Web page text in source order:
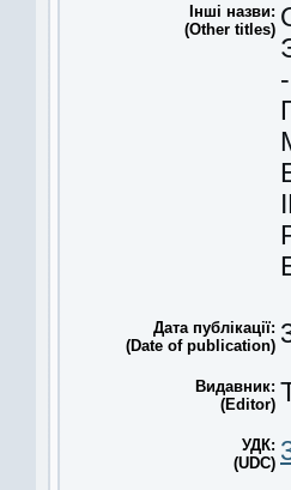
Інші назви:
(Other titles)
Дата публікації:
(Date of publication)
Видавник:
(Editor)
УДК:
(UDC)